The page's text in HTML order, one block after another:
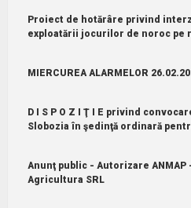
Proiect de hotărâre privind
exploatării jocurilor de noroc pe
MIERCUREA ALARMELOR
D I S P O Z I Ţ I E privind
Slobozia în şedinţă ordinară
Anunţ public - Autorizare ANMAP
Agricultura SRL